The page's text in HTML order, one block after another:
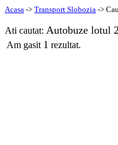
Acasa -> Transport Slobozia ->
Ati cautat: Autobuze lotul
Am gasit 1 rezultat.